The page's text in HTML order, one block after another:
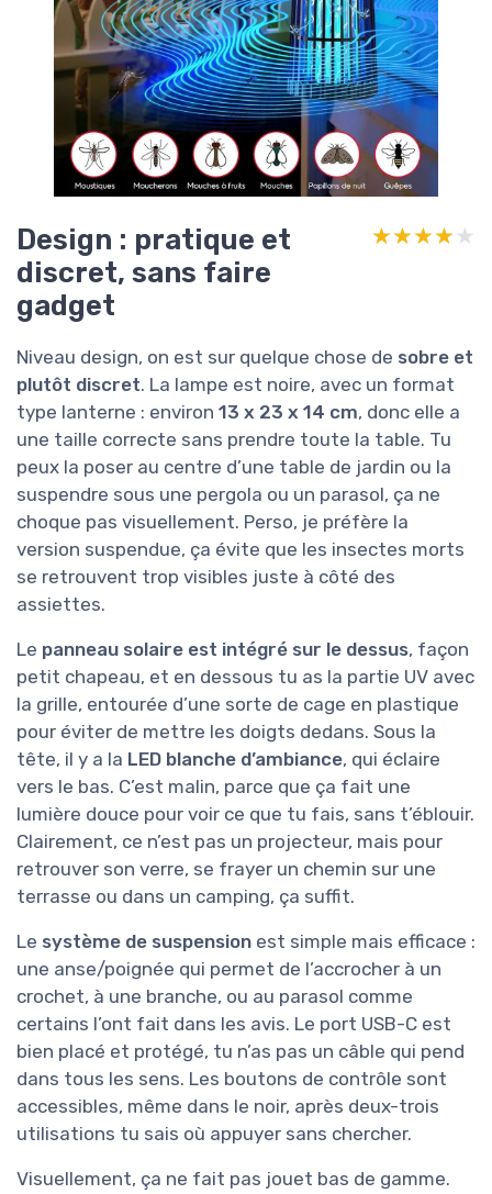
Design : pratique et
discret, sans faire
gadget
★★★★★
★★★★★
Niveau design, on est sur quelque chose de sobre et
plutôt discret. La lampe est noire, avec un format
type lanterne : environ 13 x 23 x 14 cm, donc elle a
une taille correcte sans prendre toute la table. Tu
peux la poser au centre d’une table de jardin ou la
suspendre sous une pergola ou un parasol, ça ne
choque pas visuellement. Perso, je préfère la
version suspendue, ça évite que les insectes morts
se retrouvent trop visibles juste à côté des
assiettes.
Le panneau solaire est intégré sur le dessus, façon
petit chapeau, et en dessous tu as la partie UV avec
la grille, entourée d’une sorte de cage en plastique
pour éviter de mettre les doigts dedans. Sous la
tête, il y a la LED blanche d’ambiance, qui éclaire
vers le bas. C’est malin, parce que ça fait une
lumière douce pour voir ce que tu fais, sans t’éblouir.
Clairement, ce n’est pas un projecteur, mais pour
retrouver son verre, se frayer un chemin sur une
terrasse ou dans un camping, ça suffit.
Le système de suspension est simple mais efficace :
une anse/poignée qui permet de l’accrocher à un
crochet, à une branche, ou au parasol comme
certains l’ont fait dans les avis. Le port USB-C est
bien placé et protégé, tu n’as pas un câble qui pend
dans tous les sens. Les boutons de contrôle sont
accessibles, même dans le noir, après deux-trois
utilisations tu sais où appuyer sans chercher.
Visuellement, ça ne fait pas jouet bas de gamme.